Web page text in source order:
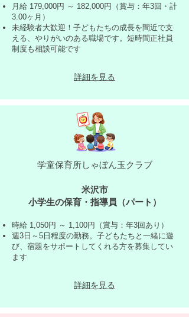
月給 179,000円 ～ 182,000円（賞与：年3回・計
3.00ヶ月）
未経験者大歓迎！子どもたちの成長を間近で支
える、やりがいのある職場です。短時間正社員
制度も相談可能です
詳細を見る
学童保育所しゃぼん玉クラブ
米沢市
小学生の保育・指導員（パート）
時給 1,050円 ～ 1,100円（賞与：年3回あり）
週3日～5日程度の勤務。子どもたちと一緒に遊
び、宿題をサポートしてくれる方を募集してい
ます
詳細を見る